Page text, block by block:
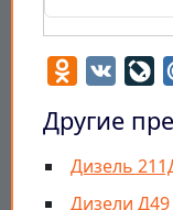
VK
Другие
Дизель
Дизели Д49